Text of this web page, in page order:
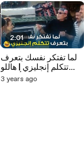
2:01
لما تفتكر نفسك بتعرف
تتكلم إنجليزي | هاللو
أمريكا
3 years ago